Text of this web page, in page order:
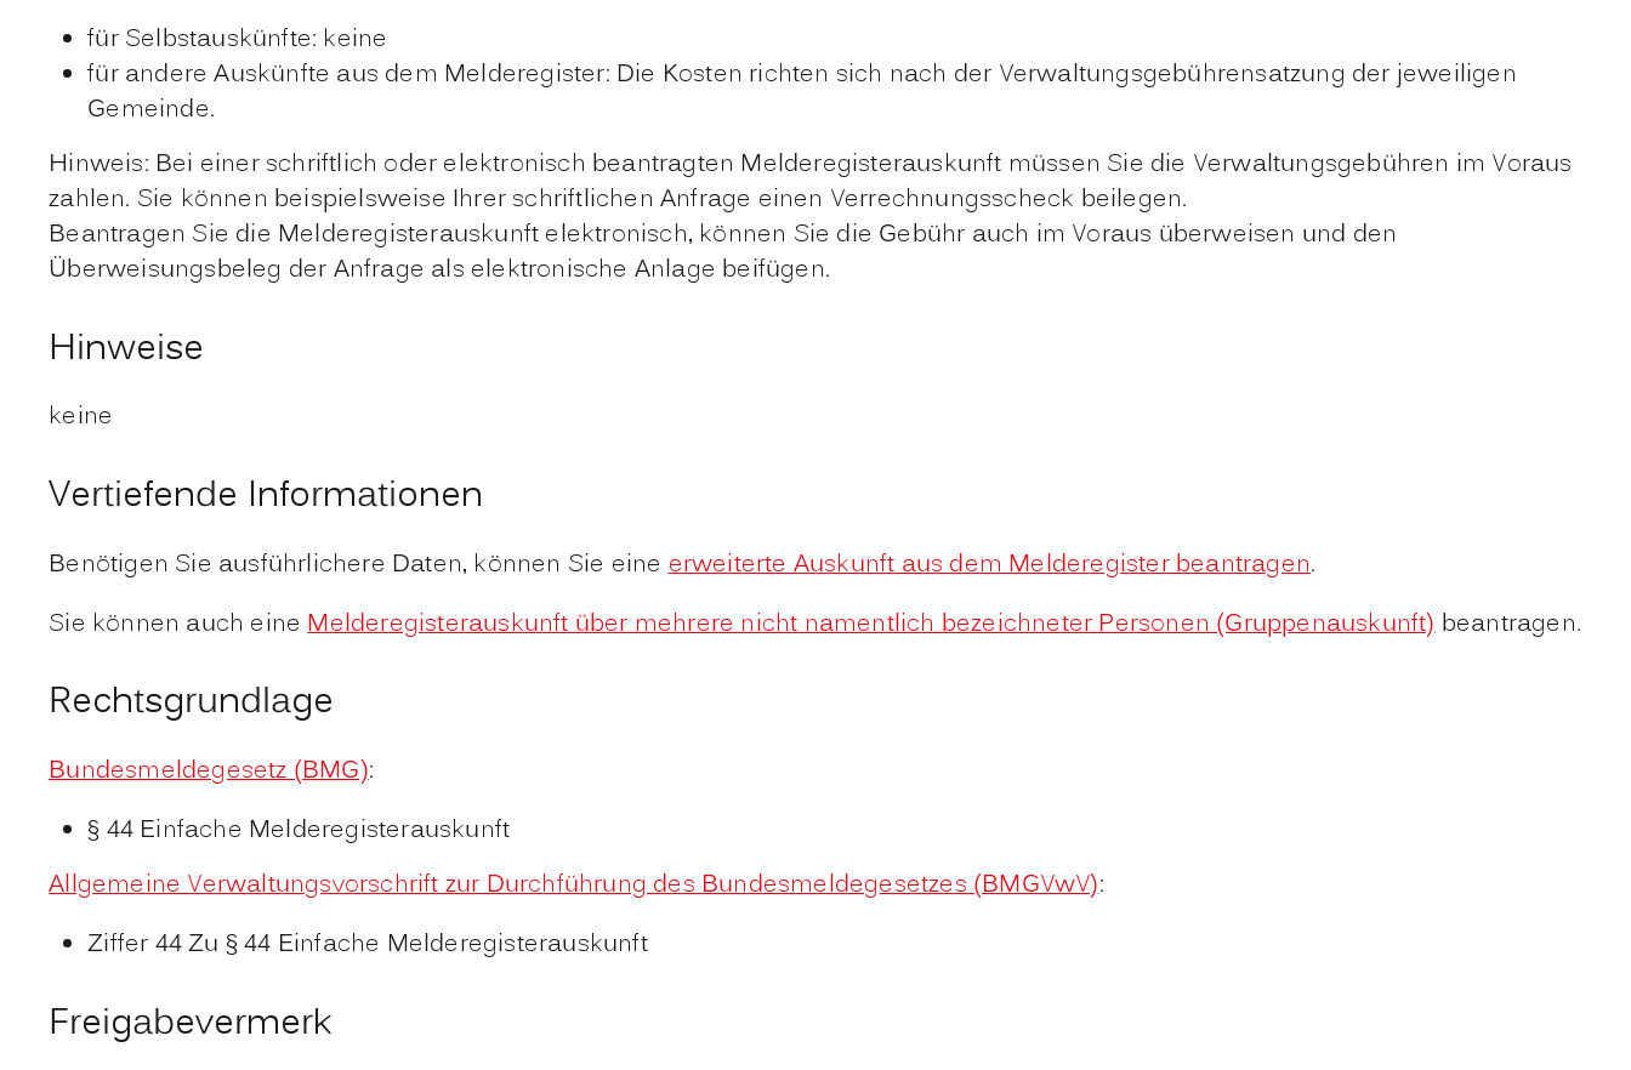
für Selbstauskünfte: keine
für andere Auskünfte aus dem Melderegister: Die Kosten richten sich nach der Verwaltungsgebührensatzung der jeweiligen
Gemeinde.
Hinweis: Bei einer schriftlich oder elektronisch beantragten Melderegisterauskunft müssen Sie die Verwaltungsgebühren im Voraus
zahlen. Sie können beispielsweise Ihrer schriftlichen Anfrage einen Verrechnungsscheck beilegen.
Beantragen Sie die Melderegisterauskunft elektronisch, können Sie die Gebühr auch im Voraus überweisen und den
Überweisungsbeleg der Anfrage als elektronische Anlage beifügen.
Hinweise
keine
Vertiefende Informationen
Benötigen Sie ausführlichere Daten, können Sie eineerweiterte Auskunft aus dem Melderegister beantragen.
Sie können auch eineMelderegisterauskunft über mehrere nicht namentlich bezeichneter Personen (Gruppenauskunft)beantragen.
Rechtsgrundlage
Bundesmeldegesetz (BMG):
§ 44 Einfache Melderegisterauskunft
Allgemeine Verwaltungsvorschrift zur Durchführung des Bundesmeldegesetzes (BMGVwV):
Ziffer 44 Zu § 44 Einfache Melderegisterauskunft
Freigabevermerk